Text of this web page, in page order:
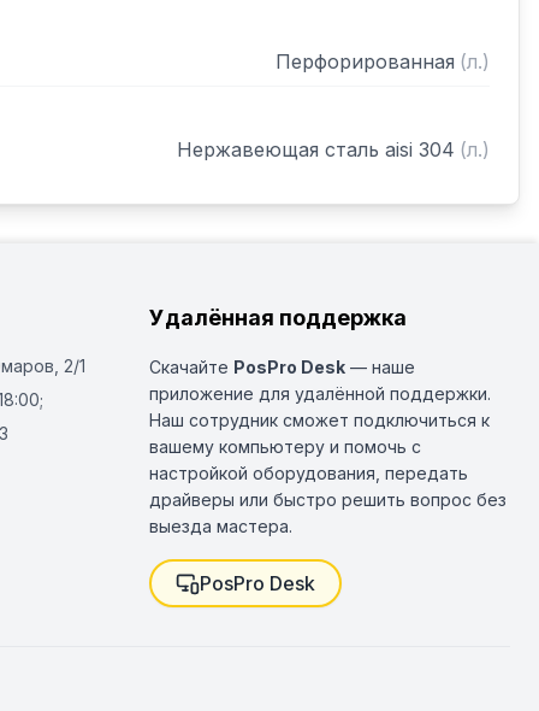
Перфорированная (л.)
Нержавеющая сталь aisi 304 (л.)
2/1
Удалённая поддержка
Скачайте PosPro Desk — наше
приложение для удалённой поддержки.
Наш сотрудник сможет подключиться к
вашему компьютеру и помочь с
настройкой оборудования, передать
драйверы или быстро решить вопрос без
выезда мастера.
PosPro Desk